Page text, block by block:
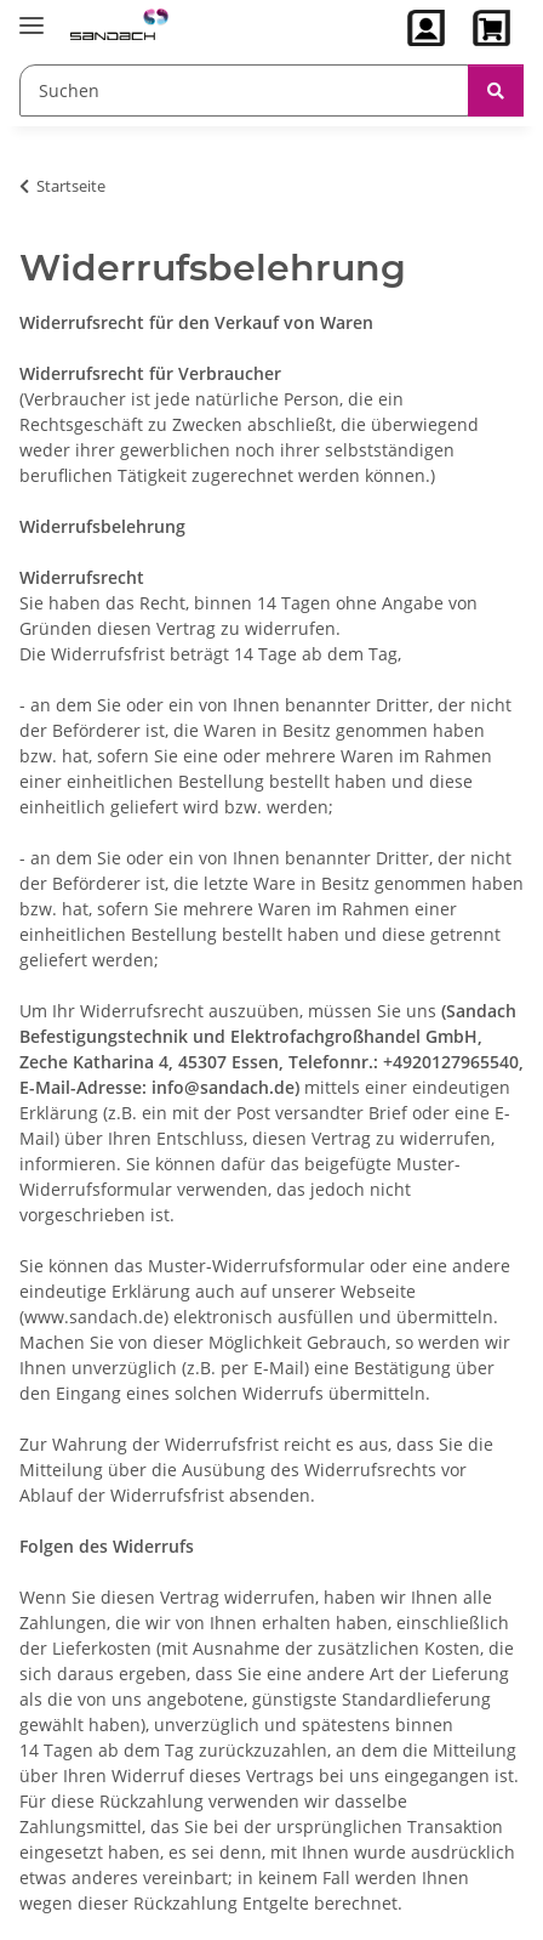
Startseite
Widerrufsbelehrung
Widerrufsrecht für den Verkauf von Waren
Widerrufsrecht für Verbraucher
(Verbraucher ist jede natürliche Person, die ein
Rechtsgeschäft zu Zwecken abschließt, die überwiegend
weder ihrer gewerblichen noch ihrer selbstständigen
beruflichen Tätigkeit zugerechnet werden können.)
Widerrufsbelehrung
Widerrufsrecht
Sie haben das Recht, binnen 14 Tagen ohne Angabe von
Gründen diesen Vertrag zu widerrufen.
Die Widerrufsfrist beträgt 14 Tage ab dem Tag,
- an dem Sie oder ein von Ihnen benannter Dritter, der nicht
der Beförderer ist, die Waren in Besitz genommen haben
bzw. hat, sofern Sie eine oder mehrere Waren im Rahmen
einer einheitlichen Bestellung bestellt haben und diese
einheitlich geliefert wird bzw. werden;
- an dem Sie oder ein von Ihnen benannter Dritter, der nicht
der Beförderer ist, die letzte Ware in Besitz genommen haben
bzw. hat, sofern Sie mehrere Waren im Rahmen einer
einheitlichen Bestellung bestellt haben und diese getrennt
geliefert werden;
Um Ihr Widerrufsrecht auszuüben, müssen Sie uns (Sandach
Befestigungstechnik und Elektrofachgroßhandel GmbH,
Zeche Katharina 4, 45307 Essen, Telefonnr.: +4920127965540,
E-Mail-Adresse: info@sandach.de) mittels einer eindeutigen
Erklärung (z.B. ein mit der Post versandter Brief oder eine E-
Mail) über Ihren Entschluss, diesen Vertrag zu widerrufen,
informieren. Sie können dafür das beigefügte Muster-
Widerrufsformular verwenden, das jedoch nicht
vorgeschrieben ist.
Sie können das Muster-Widerrufsformular oder eine andere
eindeutige Erklärung auch auf unserer Webseite
(www.sandach.de) elektronisch ausfüllen und übermitteln.
Machen Sie von dieser Möglichkeit Gebrauch, so werden wir
Ihnen unverzüglich (z.B. per E-Mail) eine Bestätigung über
den Eingang eines solchen Widerrufs übermitteln.
Zur Wahrung der Widerrufsfrist reicht es aus, dass Sie die
Mitteilung über die Ausübung des Widerrufsrechts vor
Ablauf der Widerrufsfrist absenden.
Folgen des Widerrufs
Wenn Sie diesen Vertrag widerrufen, haben wir Ihnen alle
Zahlungen, die wir von Ihnen erhalten haben, einschließlich
der Lieferkosten (mit Ausnahme der zusätzlichen Kosten, die
sich daraus ergeben, dass Sie eine andere Art der Lieferung
als die von uns angebotene, günstigste Standardlieferung
gewählt haben), unverzüglich und spätestens binnen
14 Tagen ab dem Tag zurückzuzahlen, an dem die Mitteilung
über Ihren Widerruf dieses Vertrags bei uns eingegangen ist.
Für diese Rückzahlung verwenden wir dasselbe
Zahlungsmittel, das Sie bei der ursprünglichen Transaktion
eingesetzt haben, es sei denn, mit Ihnen wurde ausdrücklich
etwas anderes vereinbart; in keinem Fall werden Ihnen
wegen dieser Rückzahlung Entgelte berechnet.